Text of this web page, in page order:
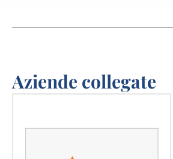
Aziende collegate